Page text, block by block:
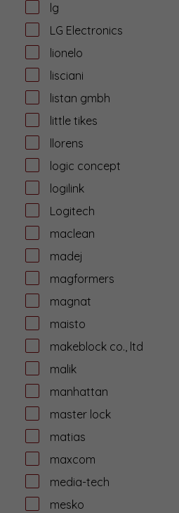
lg
LG Electronics
lionelo
lisciani
listan gmbh
little tikes
llorens
logic concept
logilink
Logitech
maclean
madej
magformers
magnat
maisto
makeblock co., ltd
malik
manhattan
master lock
matias
maxcom
media-tech
mesko